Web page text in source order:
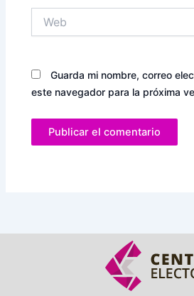
Guarda mi nombre, correo
este navegador para la próxima